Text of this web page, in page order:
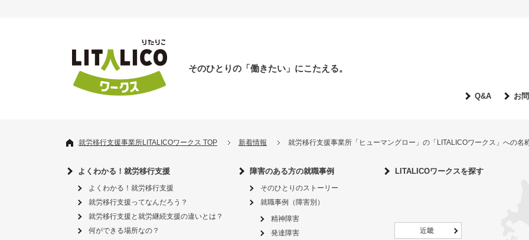
そのひとりの「働きたい」にこたえる。
Q&A お
就労移行支援事業所LITALICOワークス TOP 新着情報 就労移行支援事業所「ヒューマングロー」の「LITALICOワークス」への名
よくわかる！就労移行支援
よくわかる！就労移行支援
就労移行支援ってなんだろう？
就労移行支援と就労継続支援の違いとは？
何ができる場所なの？
障害のある方の就職事例
そのひとりのストーリー
就職事例（障害別）
精神障害
発達障害
LITALICOワークスを探す
近畿